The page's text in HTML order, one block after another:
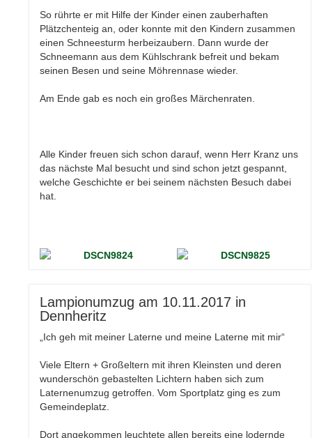
So rührte er mit Hilfe der Kinder einen zauberhaften
Plätzchenteig an, oder konnte mit den Kindern zusammen
einen Schneesturm herbeizaubern. Dann wurde der
Schneemann aus dem Kühlschrank befreit und bekam
seinen Besen und seine Möhrennase wieder.
Am Ende gab es noch ein großes Märchenraten.
Alle Kinder freuen sich schon darauf, wenn Herr Kranz uns
das nächste Mal besucht und sind schon jetzt gespannt,
welche Geschichte er bei seinem nächsten Besuch dabei
hat.
Lampionumzug am 10.11.2017 in
Dennheritz
„Ich geh mit meiner Laterne und meine Laterne mit mir“
Viele Eltern + Großeltern mit ihren Kleinsten und deren
wunderschön gebastelten Lichtern haben sich zum
Laternenumzug getroffen. Vom Sportplatz ging es zum
Gemeindeplatz.
Dort angekommen leuchtete allen bereits eine lodernde